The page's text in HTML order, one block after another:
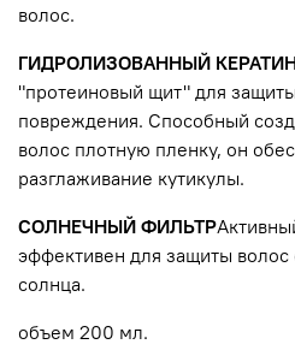
волос.
ГИДРОЛИЗОВАННЫЙ
"протеиновый щит" для
повреждения. Способный
волос плотную пленку, он
разглаживание кутикулы.
СОЛНЕЧНЫЙ ФИЛЬТР
эффективен для защиты волос
солнца.
объем 200 мл.